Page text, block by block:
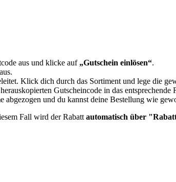
aus und klicke auf „Gutschein einlösen“.
Klick dich durch das Sortiment und lege die
Gutscheincode in das entsprechende
abgezogen und du kannst deine Bestellung wie
Fall wird der Rabatt automatisch über